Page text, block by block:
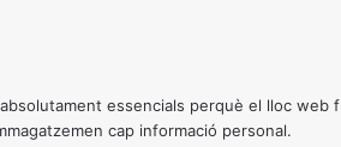
essencials perquè el lloc
cap informació personal.